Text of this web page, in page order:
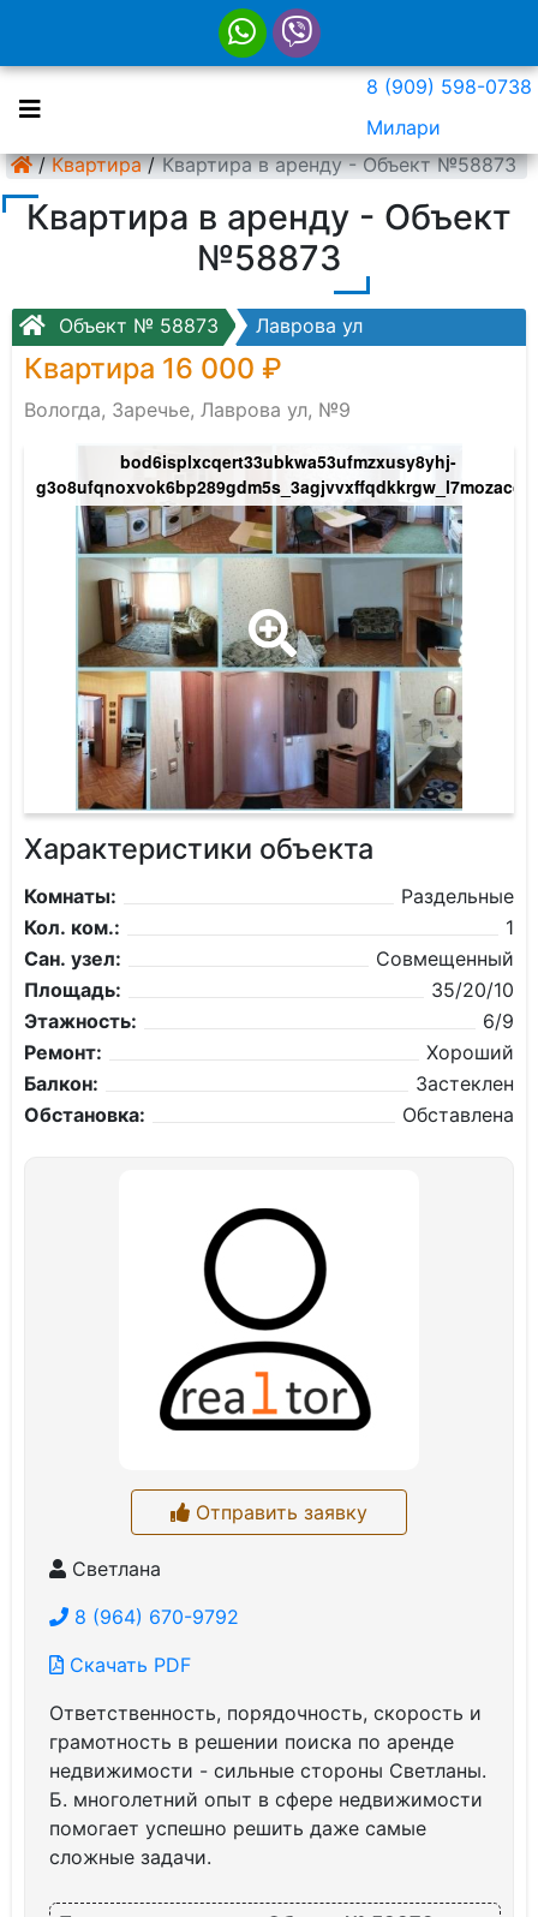
8 (909) 598-0738
Милари
/ Квартира / Квартира в аренду - Объект №58873
Квартира в аренду - Объект
№58873
Объект № 58873 Лаврова ул
Квартира 16 000 ₽
Вологда, Заречье, Лаврова ул, №9
bod6isplxcqert33ubkwa53ufmzxusy8yhj-
Характеристики объекта
Комнаты:
Раздельные
Кол. ком.:
1
Сан. узел:
Совмещенный
Площадь:
35/20/10
Этажность:
6/9
Ремонт:
Хороший
Балкон:
Застеклен
Обстановка:
Обставлена
Отправить заявку
Светлана
8 (964) 670-9792
Скачать PDF
Ответственность, порядочность, скорость и
грамотность в решении поиска по аренде
недвижимости - сильные стороны Светланы.
Б. многолетний опыт в сфере недвижимости
помогает успешно решить даже самые
сложные задачи.